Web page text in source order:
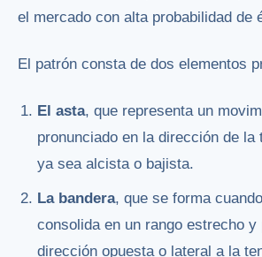
el mercado con alta probabilidad de
El patrón consta de dos elementos
El asta, que representa un
pronunciado en la dirección de la
ya sea alcista o bajista.
La bandera, que se forma
consolida en un rango estrecho y
dirección opuesta o lateral a la